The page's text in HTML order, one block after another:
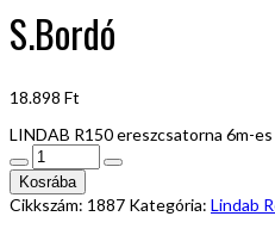
S.Bordó
18.898 Ft
LINDAB R150 ereszcsatorna 6m-
Kosrába
Cikkszám: 1887 Kategória: Lindab